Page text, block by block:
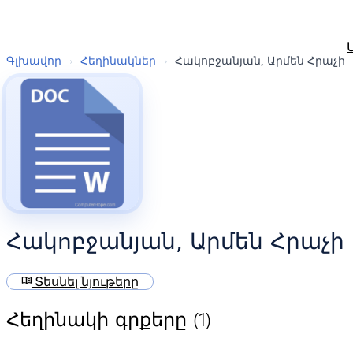
Գլխավոր › Հեղինակներ › Հակոբջանյան, Արմեն Հրաչի
Հակոբջանյան, Արմեն Հրաչի
menu_book Տեսնել նյութերը
Հեղինակի գրքերը (1)